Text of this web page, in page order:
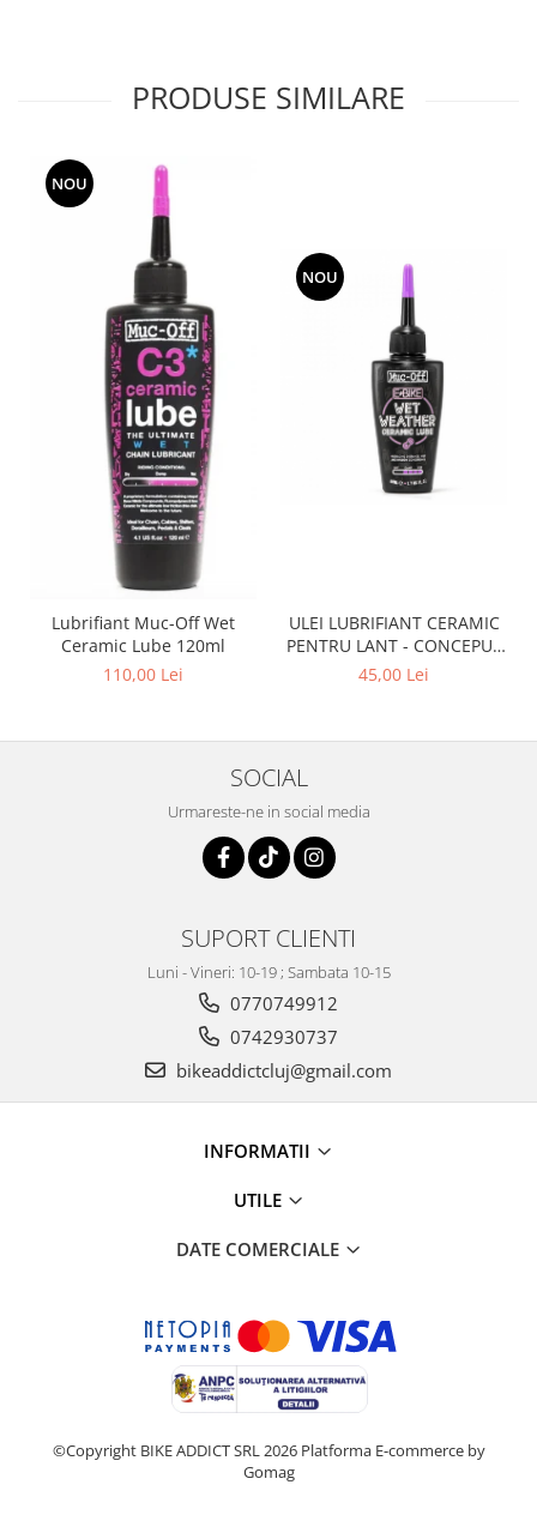
PRODUSE SIMILARE
NOU
Lubrifiant Muc-Off Wet
Ceramic Lube 120ml
110,00 Lei
NOU
ULEI LUBRIFIANT CERAMIC
PENTRU LANT - CONCEPUT
SPECIAL PENTRU BICICLETE
45,00 Lei
SOCIAL
Urmareste-ne in social media
SUPORT CLIENTI
Luni - Vineri: 10-19 ; Sambata 10-15
0770749912
0742930737
bikeaddictcluj@gmail.com
INFORMATII
UTILE
DATE COMERCIALE
©Copyright BIKE ADDICT SRL 2026 Platforma E-commerce by
Gomag